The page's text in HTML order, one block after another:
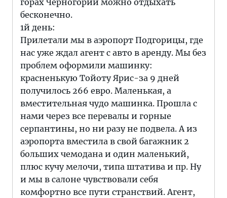
горах Черногории можно отдыхать
бесконечно.
1й день:
Прилетали мы в аэропорт Подгорицы, где
нас уже ждал агент с авто в аренду. Мы без
проблем оформили машинку:
красненькую Тойоту Ярис-за 9 дней
получилось 266 евро. Маленькая, а
вместительная чудо машинка. Прошла с
нами через все перевалы и горные
серпантины, но ни разу не подвела. А из
аэропорта вместила в свой багажник 2
больших чемодана и один маленький,
плюс кучу мелочи, типа штатива и пр. Ну
и мы в салоне чувствовали себя
комфортно все пути странствий. Агент,